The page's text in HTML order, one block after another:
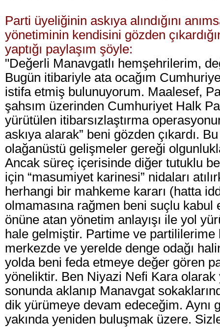
Parti üyeliğinin askıya alındığını
yönetiminin kendisini gözden
yaptığı paylaşım şöyle:
"Değerli Manavgatlı hemşehrilerim,
Bugün itibariyle ata ocağım
istifa etmiş bulunuyorum. Maalesef,
şahsım üzerinden Cumhuriyet Halk
yürütülen itibarsızlaştırma
askıya alarak” beni gözden çıkardı.
olağanüstü gelişmeler gereği
Ancak süreç içerisinde diğer tutuklu
için “masumiyet karinesi” nidaları
herhangi bir mahkeme kararı (hatta
olmamasına rağmen beni suçlu kabul
önüne atan yönetim anlayışı ile yol
hale gelmiştir. Partime ve partililerime
merkezde ve yerelde denge odağı
yolda beni feda etmeye değer gören
yöneliktir. Ben Niyazi Nefi Kara olarak
sonunda aklanıp Manavgat
dik yürümeye devam edeceğim. Aynı
yakında yeniden buluşmak üzere.